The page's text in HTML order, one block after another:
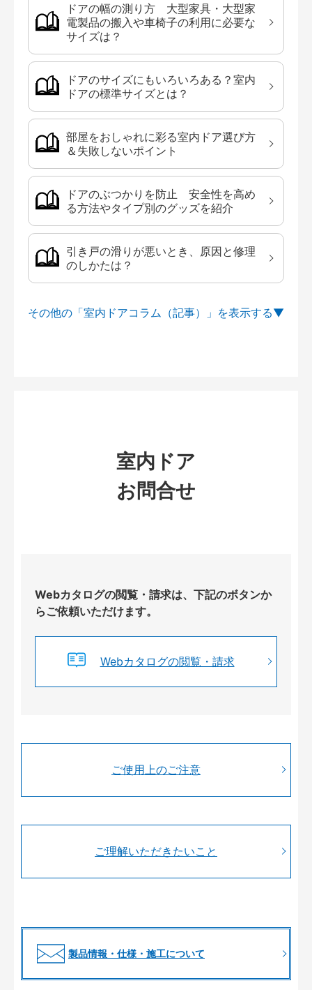
ドアの幅の測り方 大型家具・大型家
電製品の搬入や車椅子の利用に必要な
サイズは？
ドアのサイズにもいろいろある？室内
ドアの標準サイズとは？
部屋をおしゃれに彩る室内ドア選び方
＆失敗しないポイント
ドアのぶつかりを防止 安全性を高め
る方法やタイプ別のグッズを紹介
引き戸の滑りが悪いとき、原因と修理
のしかたは？
その他の「室内ドアコラム（記事）」を
室内ドア
お問合せ
Webカタログの閲覧・請求は、下記のボタンか
らご依頼いただけます。
Webカタログの閲覧・請求
ご使用上のご注意
ご理解いただきたいこと
製品情報・仕様・施工について